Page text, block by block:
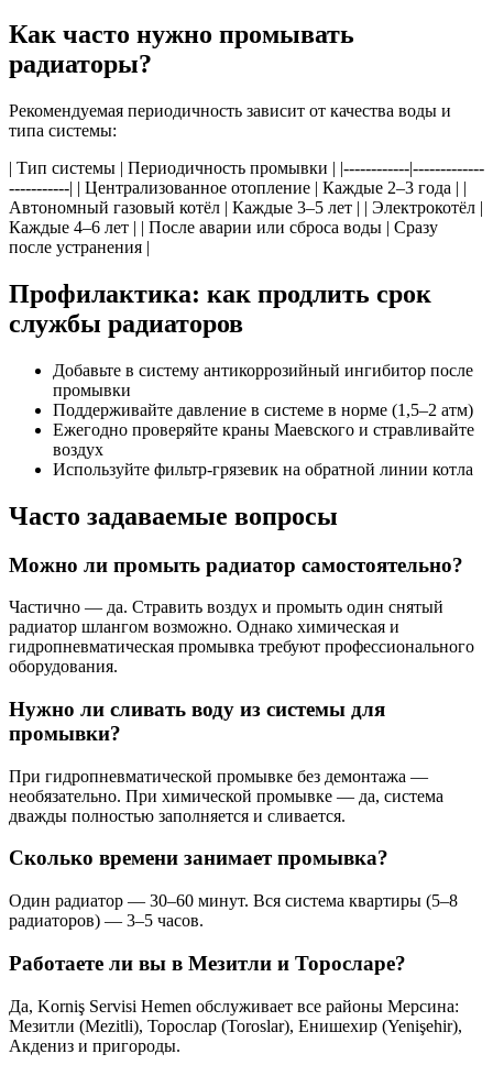
Как часто нужно промывать
радиаторы?
Рекомендуемая периодичность зависит от качества воды и
типа системы:
| Тип системы | Периодичность промывки | |------------|-------------
-----------| | Централизованное отопление | Каждые 2–3 года | |
Автономный газовый котёл | Каждые 3–5 лет | | Электрокотёл |
Каждые 4–6 лет | | После аварии или сброса воды | Сразу
после устранения |
Профилактика: как продлить срок
службы радиаторов
Добавьте в систему антикоррозийный ингибитор после
промывки
Поддерживайте давление в системе в норме (1,5–2 атм)
Ежегодно проверяйте краны Маевского и стравливайте
воздух
Используйте фильтр-грязевик на обратной линии котла
Часто задаваемые вопросы
Можно ли промыть радиатор самостоятельно?
Частично — да. Стравить воздух и промыть один снятый
радиатор шлангом возможно. Однако химическая и
гидропневматическая промывка требуют профессионального
оборудования.
Нужно ли сливать воду из системы для
промывки?
При гидропневматической промывке без демонтажа —
необязательно. При химической промывке — да, система
дважды полностью заполняется и сливается.
Сколько времени занимает промывка?
Один радиатор — 30–60 минут. Вся система квартиры (5–8
радиаторов) — 3–5 часов.
Работаете ли вы в Мезитли и Торосларе?
Да, Korniş Servisi Hemen обслуживает все районы Мерсина:
Мезитли (Mezitli), Торослар (Toroslar), Енишехир (Yenişehir),
Акдениз и пригороды.